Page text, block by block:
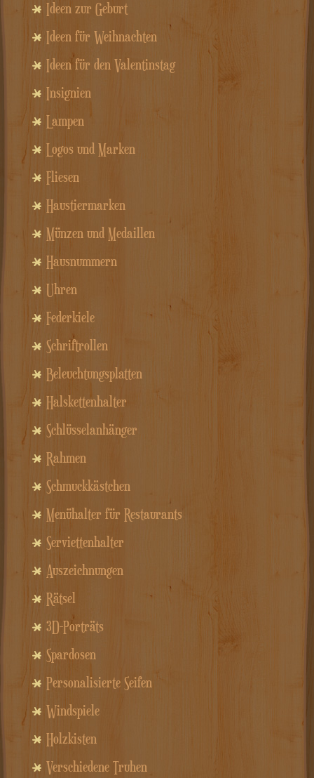
Ideen zur Geburt
Ideen für Weihnachten
Ideen für den Valentinstag
Insignien
Lampen
Logos und Marken
Fliesen
Haustiermarken
Münzen und Medaillen
Hausnummern
Uhren
Federkiele
Schriftrollen
Beleuchtungsplatten
Halskettenhalter
Schlüsselanhänger
Rahmen
Schmuckkästchen
Menühalter für Restaurants
Serviettenhalter
Auszeichnungen
Rätsel
3D-Porträts
Spardosen
Personalisierte Seifen
Windspiele
Holzkisten
Verschiedene Truhen